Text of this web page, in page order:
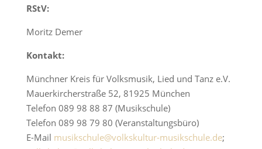
RStV:
Moritz Demer
Kontakt:
Münchner Kreis für Volksmusik, Lied und Tanz e.V.
Mauerkircherstraße 52, 81925 München
Telefon 089 98 88 87 (Musikschule)
Telefon 089 98 79 80 (Veranstaltungsbüro)
E-Mail musikschule@volkskultur-musikschule.de;